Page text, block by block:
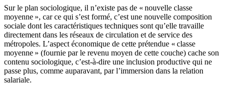
Sur le plan sociologique, il n’existe pas de « nouvelle classe
moyenne », car ce qui s’est formé, c’est une nouvelle composition
sociale dont les caractéristiques techniques sont qu’elle travaille
directement dans les réseaux de circulation et de service des
métropoles. L’aspect économique de cette prétendue « classe
moyenne » (fournie par le revenu moyen de cette couche) cache son
contenu sociologique, c’est-à-dire une inclusion productive qui ne
passe plus, comme auparavant, par l’immersion dans la relation
salariale.